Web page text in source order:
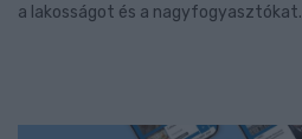
a lakosságot és a nagyfogyasztókat.